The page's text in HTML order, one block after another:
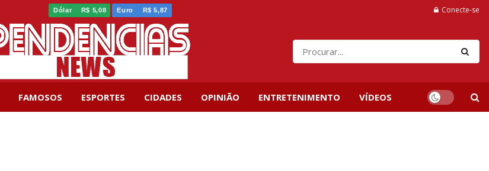
Dólar R$ 5,08 Euro R$ 5,87 Conecte-se
FAMOSOS ESPORTES CIDADES OPINIÃO ENTRETENIMENTO VÍDEOS